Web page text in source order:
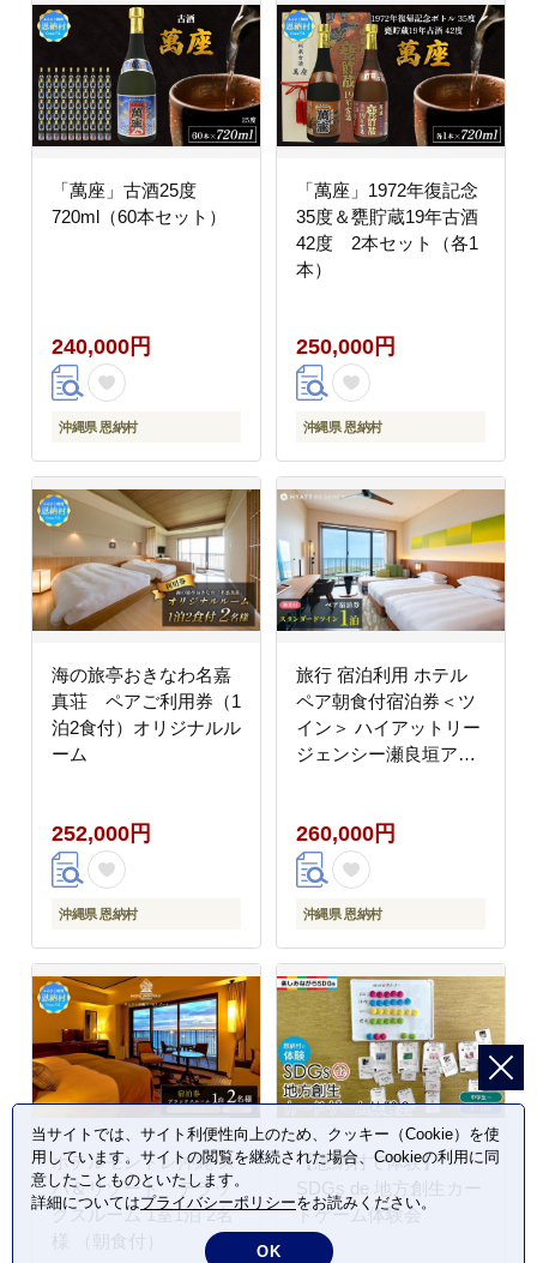
「萬座」古酒25度
720ml（60本セット）
240,000円
沖縄県 恩納村
「萬座」1972年復記念
35度＆甕貯蔵19年古酒
42度 2本セット（各1
本）
250,000円
沖縄県 恩納村
海の旅亭おきなわ名嘉
真荘 ペアご利用券（1
泊2食付）オリジナルル
ーム
252,000円
沖縄県 恩納村
旅行 宿泊利用 ホテル
ペア朝食付宿泊券＜ツ
イン＞ ハイアットリー
ジェンシー瀬良垣アイ
260,000円
沖縄県 恩納村
ホテルモントレ沖縄 ス
パ＆リゾート デラッ
クスルーム 1室1泊 2名
様 （朝食付）
【恩納村で体験】
SDGs de 地方創生カー
ドゲーム体験会
当サイトでは、サイト利便性向上のため、クッキー（Cookie）を使
用しています。サイトの閲覧を継続された場合、Cookieの利用に同
意したことものといたします。
詳細についてはプライバシーポリシーをお読みください。
OK